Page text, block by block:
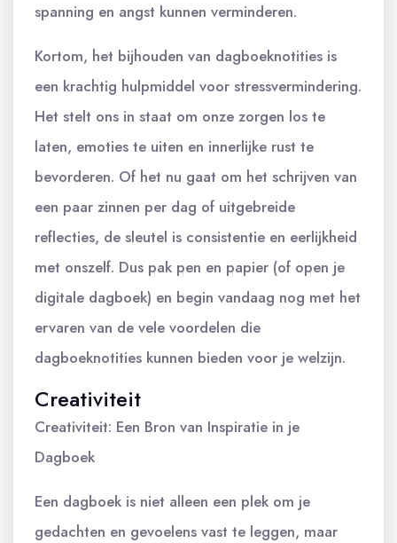
spanning en angst kunnen verminderen.
Kortom, het bijhouden van dagboeknotities is
een krachtig hulpmiddel voor stressvermindering.
Het stelt ons in staat om onze zorgen los te
laten, emoties te uiten en innerlijke rust te
bevorderen. Of het nu gaat om het schrijven van
een paar zinnen per dag of uitgebreide
reflecties, de sleutel is consistentie en eerlijkheid
met onszelf. Dus pak pen en papier (of open je
digitale dagboek) en begin vandaag nog met het
ervaren van de vele voordelen die
dagboeknotities kunnen bieden voor je welzijn.
Creativiteit
Creativiteit: Een Bron van Inspiratie in je
Dagboek
Een dagboek is niet alleen een plek om je
gedachten en gevoelens vast te leggen, maar